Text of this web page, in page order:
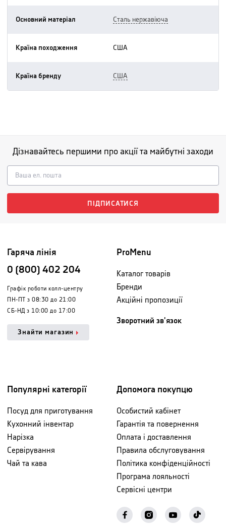
Основний матеріал сталь нержавіюча
Країна походження США
Країна бренду США
Дізнавайтесь першими про акції та майбутні заходи
ПІДПИСАТИСЯ
Гаряча лінія
0 (800) 402 204
Графік роботи колл-центру
ПН-ПТ з 08:30 до 21:00
СБ-НД з 10:00 до 17:00
Знайти магазин
ProMenu
Каталог товарів
Бренди
Акційні пропозиції
Зворотний зв'язок
Популярні категорії
Посуд для приготування
Кухонний інвентар
Нарізка
Сервірування
Чай та кава
Допомога покупцю
Особистий кабінет
Гарантія та повернення
Оплата і доставлення
Правила обслуговування
Політика конфіденційності
Програма лояльності
Сервісні центри